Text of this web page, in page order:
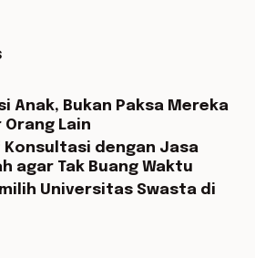
Anak, Bukan Paksa Mereka
Orang Lain
dengan Jasa
agar Tak Buang Waktu
Universitas Swasta di